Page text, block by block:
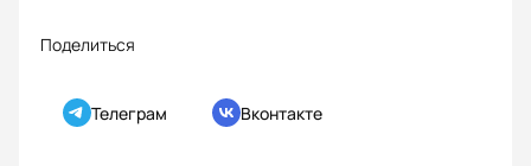
Поделиться
Телеграм Вконтакте